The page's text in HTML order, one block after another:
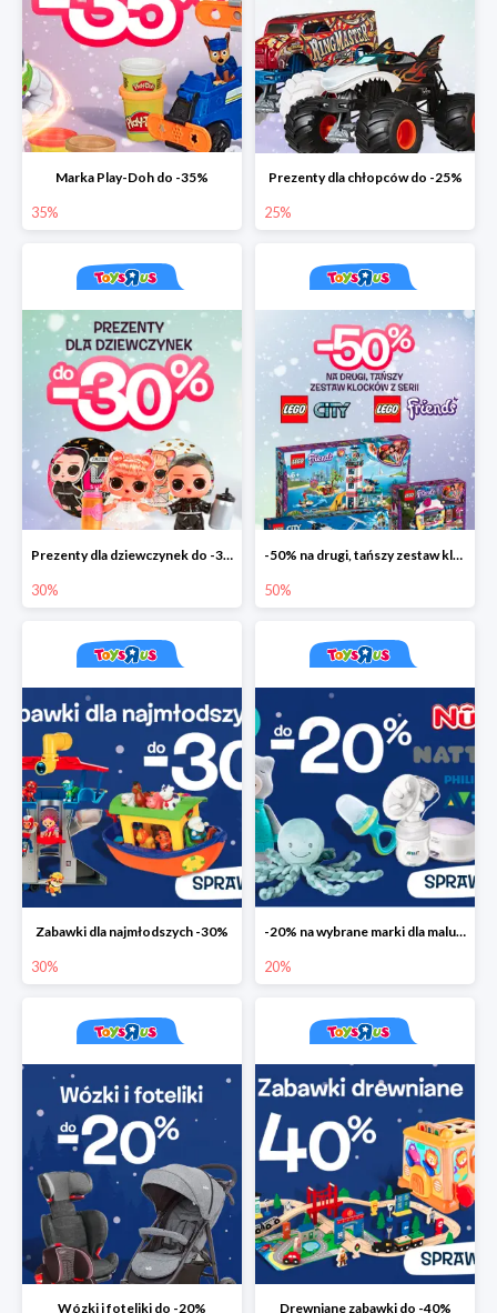
Marka Play-Doh do -35%
35%
Prezenty dla chłopców do -25%
25%
Prezenty dla dziewczynek do -30%
30%
-50% na drugi, tańszy zestaw klocków
50%
Zabawki dla najmłodszych -30%
30%
-20% na wybrane marki dla maluchów
20%
Wózki i foteliki do -20% Drewniane zabawki do -40%